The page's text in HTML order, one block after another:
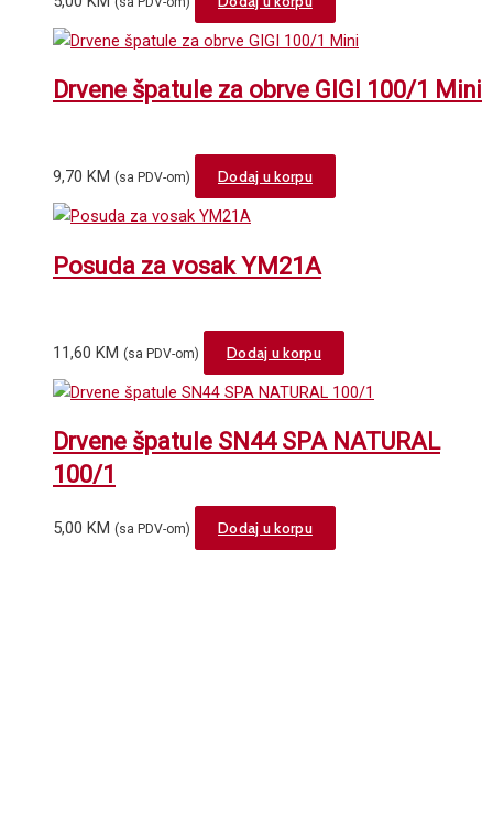
Drvene špatule za obrve GIGI 100/1 Mini
9,70 KM (sa PDV-om) Dodaj u korpu
Posuda za vosak YM21A
11,60 KM (sa PDV-om) Dodaj u korpu
Drvene špatule SN44 SPA NATURAL
100/1
5,00 KM (sa PDV-om) Dodaj u korpu